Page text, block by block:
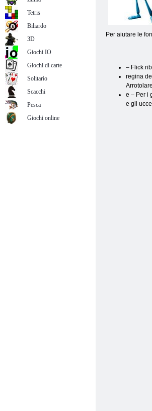
Per aiutare le
– Flick
regina
Arrotolare
e – Per i
e gli
Tetris
Biliardo
3D
Giochi IO
Giochi di carte
Solitario
Scacchi
Pesca
Giochi online